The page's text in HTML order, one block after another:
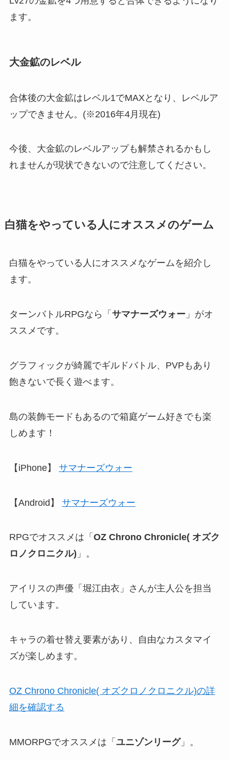
ます。
大金鉱のレベル
合体後の大金鉱はレベル1でMAXとなり、レベルア
ップできません。(※2016年4月現在)
今後、大金鉱のレベルアップも解禁されるかもし
れませんが現状できないので注意してください。
白猫をやっている人にオススメのゲーム
白猫をやっている人にオススメなゲームを紹介し
ます。
ターンバトルRPGなら「 サマナーズウォー 」がオ
ススメです。
グラフィックが綺麗でギルドバトル、PVPもあり
飽きないで長く遊べます。
島の装飾モードもあるので箱庭ゲーム好きでも楽
しめます！
【iPhone】 サマナーズウォー
【Android】 サマナーズウォー
RPGでオススメは「 OZ Chrono Chronicle( オズク
ロノクロニクル) 」。
アイリスの声優「堀江由衣」さんが主人公を担当
しています。
キャラの着せ替え要素があり、自由なカスタマイ
ズが楽しめます。
OZ Chrono Chronicle( オズクロノクロニクル)の詳
細を確認する
MMORPGでオススメは「 ユニゾンリーグ」。